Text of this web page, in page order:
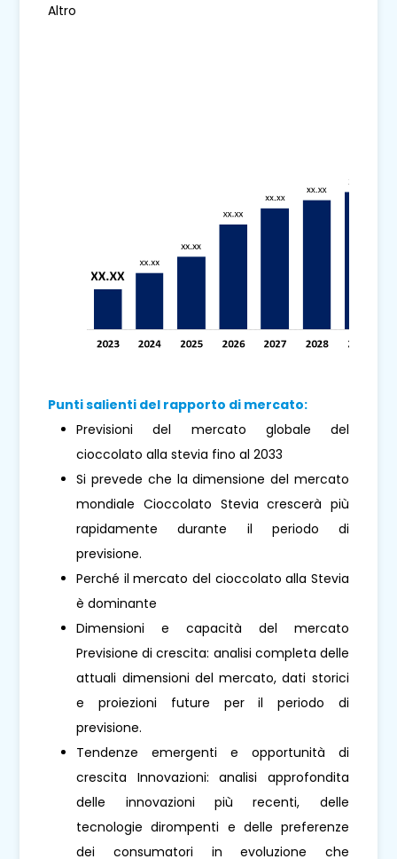
Altro
Punti salienti del rapporto di mercato:
Previsioni del mercato globale del
cioccolato alla stevia fino al 2033
Si prevede che la dimensione del mercato
mondiale Cioccolato Stevia crescerà più
rapidamente durante il periodo di
previsione.
Perché il mercato del cioccolato alla Stevia
è dominante
Dimensioni e capacità del mercato
Previsione di crescita: analisi completa delle
attuali dimensioni del mercato, dati storici
e proiezioni future per il periodo di
previsione.
Tendenze emergenti e opportunità di
crescita Innovazioni: analisi approfondita
delle innovazioni più recenti, delle
tecnologie dirompenti e delle preferenze
dei consumatori in evoluzione che